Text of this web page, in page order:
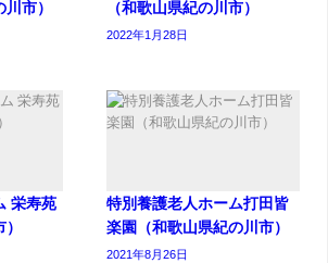
市） （和歌山県紀の川市）
2022年1月28日
栄寿苑
特別養護老人ホーム打田皆
楽園（和歌山県紀の川市）
2021年8月26日